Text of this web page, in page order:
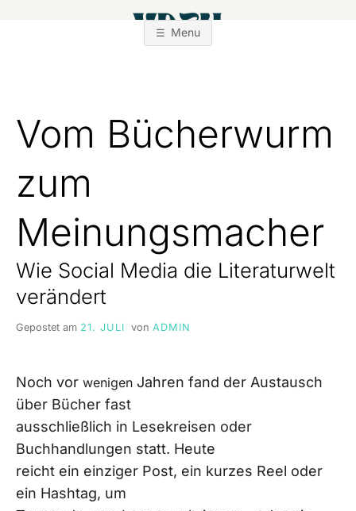
Menu
Vom Bücherwurm
zum
Meinungsmacher
Wie Social Media die Literaturwelt
verändert
Gepostet am 21. JULI von ADMIN
Noch vor wenigen Jahren fand der Austausch
über Bücher fast
ausschließlich in Lesekreisen oder
Buchhandlungen statt. Heute
reicht ein einziger Post, ein kurzes Reel oder
ein Hashtag, um